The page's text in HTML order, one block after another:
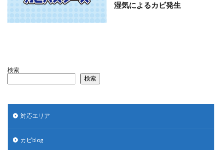
湿気によるカビ発生
検索
検索
対応エリア
カビblog